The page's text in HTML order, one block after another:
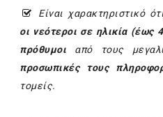
Είναι χαρακτηριστικό
οι νεότεροι σε ηλικία (έως
πρόθυμοι από τους
προσωπικές τους
τομείς.